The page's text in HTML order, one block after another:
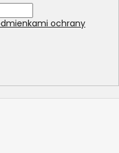
ochrany